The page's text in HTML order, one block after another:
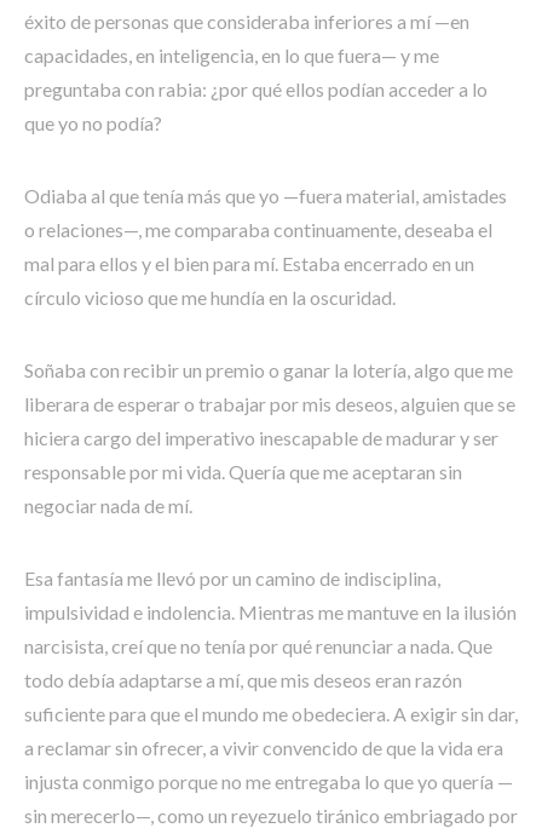
éxito de personas que consideraba inferiores a mí —en
capacidades, en inteligencia, en lo que fuera— y me
preguntaba con rabia: ¿por qué ellos podían acceder a lo
que yo no podía?
Odiaba al que tenía más que yo —fuera material, amistades
o relaciones—, me comparaba continuamente, deseaba el
mal para ellos y el bien para mí. Estaba encerrado en un
círculo vicioso que me hundía en la oscuridad.
Soñaba con recibir un premio o ganar la lotería, algo que me
liberara de esperar o trabajar por mis deseos, alguien que se
hiciera cargo del imperativo inescapable de madurar y ser
responsable por mi vida. Quería que me aceptaran sin
negociar nada de mí.
Esa fantasía me llevó por un camino de indisciplina,
impulsividad e indolencia. Mientras me mantuve en la ilusión
narcisista, creí que no tenía por qué renunciar a nada. Que
todo debía adaptarse a mí, que mis deseos eran razón
suficiente para que el mundo me obedeciera. A exigir sin dar,
a reclamar sin ofrecer, a vivir convencido de que la vida era
injusta conmigo porque no me entregaba lo que yo quería —
sin merecerlo—, como un reyezuelo tiránico embriagado por